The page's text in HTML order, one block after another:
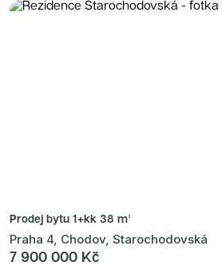
Prodej bytu 1+kk 38 m²
Praha 4, Chodov, Starochodovská
7 900 000 Kč